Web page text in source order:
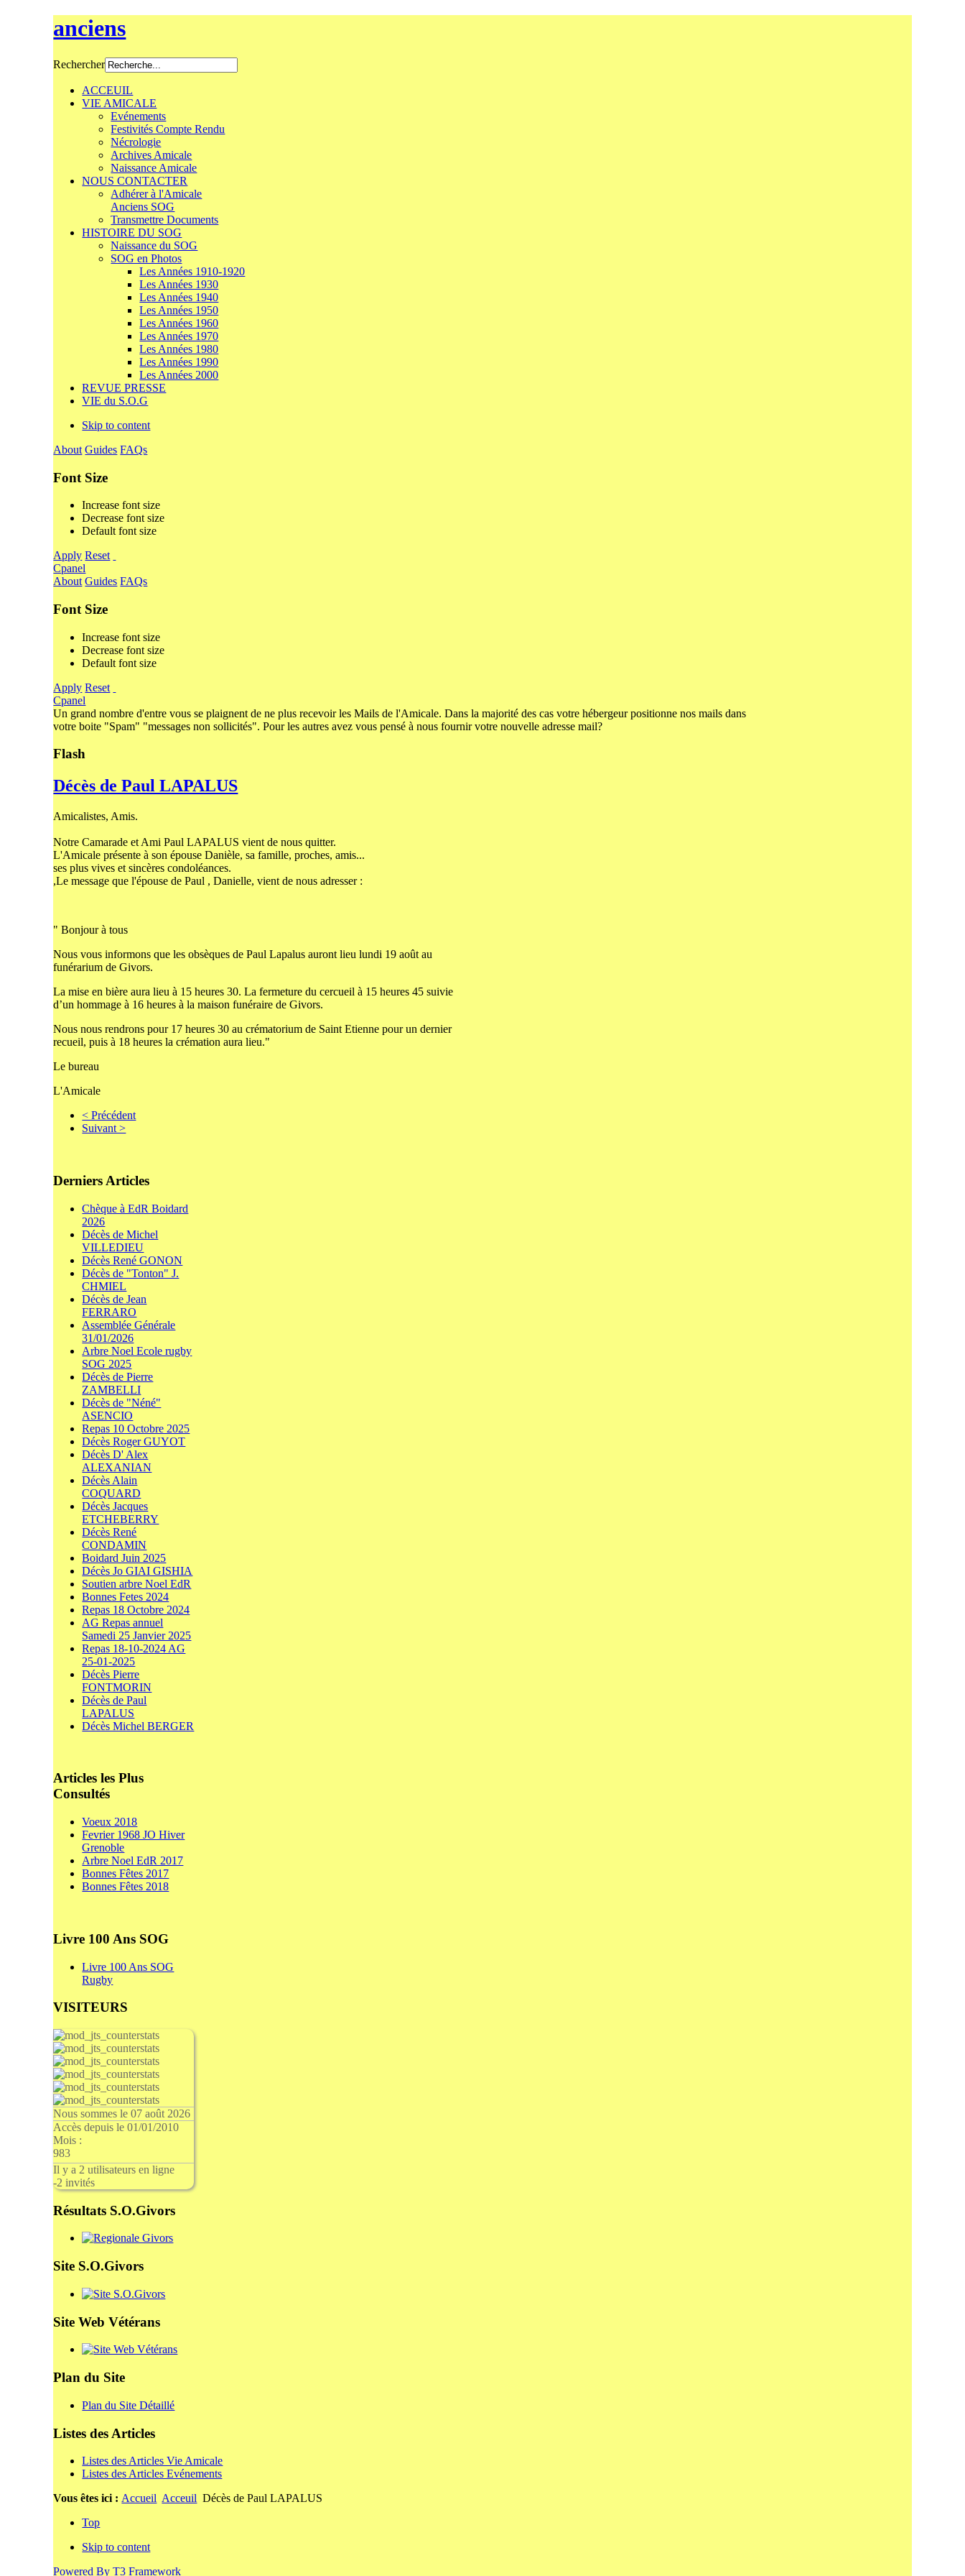
anciens
Rechercher
ACCEUIL
VIE AMICALE
Evénements
Festivités Compte Rendu
Nécrologie
Archives Amicale
Naissance Amicale
NOUS CONTACTER
Adhérer à l'Amicale
Anciens SOG
Transmettre Documents
HISTOIRE DU SOG
Naissance du SOG
SOG en Photos
Les Années 1910-1920
Les Années 1930
Les Années 1940
Les Années 1950
Les Années 1960
Les Années 1970
Les Années 1980
Les Années 1990
Les Années 2000
REVUE PRESSE
VIE du S.O.G
Skip to content
About Guides FAQs
Font Size
Increase font size
Decrease font size
Default font size
Apply Reset
Cpanel
About Guides FAQs
Font Size
Increase font size
Decrease font size
Default font size
Apply Reset
Cpanel
Un grand nombre d'entre vous se plaignent de ne plus recevoir les Mails de l'Amicale. Dans la majorité des cas votre hébergeur positionne nos mails dans
votre boite "Spam" "messages non sollicités". Pour les autres avez vous pensé à nous fournir votre nouvelle adresse mail?
Flash
Décès de Paul LAPALUS
Amicalistes, Amis.
Notre Camarade et Ami Paul LAPALUS vient de nous quitter.
L'Amicale présente à son épouse Danièle, sa famille, proches, amis...
ses plus vives et sincères condoléances.
,Le message que l'épouse de Paul , Danielle, vient de nous adresser :
" Bonjour à tous
Nous vous informons que les obsèques de Paul Lapalus auront lieu lundi 19 août au
funérarium de Givors.
La mise en bière aura lieu à 15 heures 30. La fermeture du cercueil à 15 heures 45 suivie
d’un hommage à 16 heures à la maison funéraire de Givors.
Nous nous rendrons pour 17 heures 30 au crématorium de Saint Etienne pour un dernier
recueil, puis à 18 heures la crémation aura lieu."
Le bureau
L'Amicale
< Précédent
Suivant >
Derniers Articles
Chèque à EdR Boidard
2026
Décès de Michel
VILLEDIEU
Décès René GONON
Décès de "Tonton" J.
CHMIEL
Décès de Jean
FERRARO
Assemblée Générale
31/01/2026
Arbre Noel Ecole rugby
SOG 2025
Décès de Pierre
ZAMBELLI
Décès de "Néné"
ASENCIO
Repas 10 Octobre 2025
Décès Roger GUYOT
Décès D' Alex
ALEXANIAN
Décès Alain
COQUARD
Décès Jacques
ETCHEBERRY
Décès René
CONDAMIN
Boidard Juin 2025
Décès Jo GIAI GISHIA
Soutien arbre Noel EdR
Bonnes Fetes 2024
Repas 18 Octobre 2024
AG Repas annuel
Samedi 25 Janvier 2025
Repas 18-10-2024 AG
25-01-2025
Décès Pierre
FONTMORIN
Décès de Paul
LAPALUS
Décès Michel BERGER
Articles les Plus
Consultés
Voeux 2018
Fevrier 1968 JO Hiver
Grenoble
Arbre Noel EdR 2017
Bonnes Fêtes 2017
Bonnes Fêtes 2018
Livre 100 Ans SOG
Livre 100 Ans SOG
Rugby
VISITEURS
Nous sommes le 07 août 2026
Accès depuis le 01/01/2010
Mois :
983
Il y a 2 utilisateurs en ligne
-2 invités
Résultats S.O.Givors
Site S.O.Givors
Site Web Vétérans
Plan du Site
Plan du Site Détaillé
Listes des Articles
Listes des Articles Vie Amicale
Listes des Articles Evénements
Vous êtes ici : Accueil Acceuil Décès de Paul LAPALUS
Top
Skip to content
Powered By T3 Framework